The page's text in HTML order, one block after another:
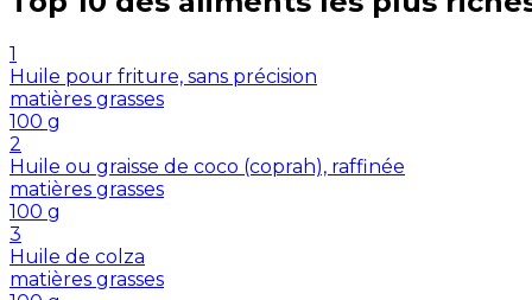
1
Huile pour friture, sans précision
matières grasses
100 g
2
Huile ou graisse de coco (coprah), raffinée
matières grasses
100 g
3
Huile de colza
matières grasses